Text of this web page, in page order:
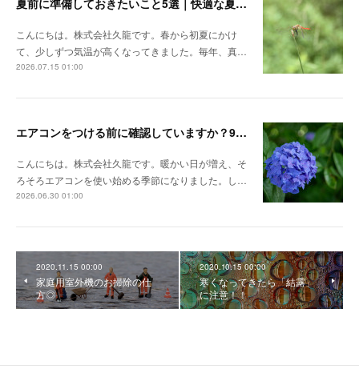
夏前に準備しておきたいこと5選｜快適な夏を迎えるための空調設備チェック
こんにちは。株式会社久龍です。春から初夏にかけ
て、少しずつ気温が高くなってきました。毎年、真…
2026.07.15 01:00
エアコンをつける前に確認していますか？9割の人が見落としがちな3つのポイント
こんにちは。株式会社久龍です。暖かい日が増え、そ
ろそろエアコンを使い始める季節になりました。し…
2026.06.30 01:00
2020.11.15 00:00
家庭用室外機のお掃除の仕
方◎
2020.10.15 00:00
寒くなってきたら「結露」
に注意！！